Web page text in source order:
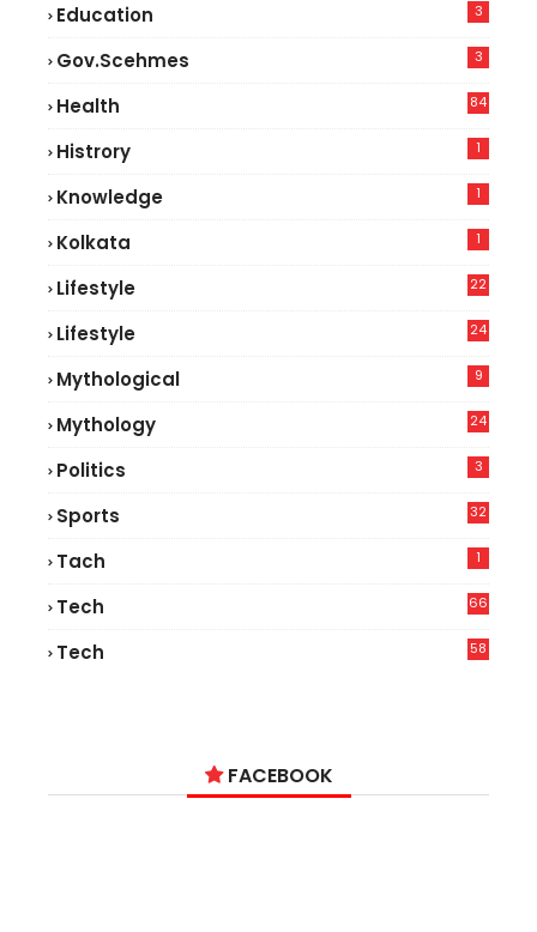
Education 3
Gov.scehmes 3
Health
84
Histrory 1
Knowledge 1
Kolkata 1
Lifestyle
22
Lifestyle
24
Mythological 9
Mythology 24
Politics 3
Sports 32
Tach 1
Tech
66
Tech
58
FACEBOOK